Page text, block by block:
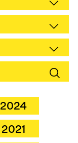
2024
2021